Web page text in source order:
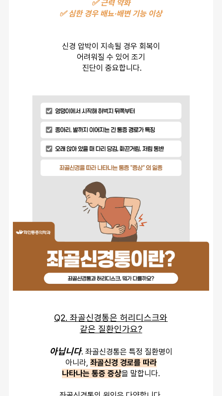
✅ 근력 약화
✅ 심한 경우 배뇨·배변 기능 이상
신경 압박이 지속될 경우 회복이
어려워질 수 있어 조기
진단이 중요합니다.
Q2. 좌골신경통은 허리디스크와
같은 질환인가요?
아닙니다. 좌골신경통은 특정 질환명이
아니라, 좌골신경 경로를 따라
나타나는 통증 증상을 말합니다.